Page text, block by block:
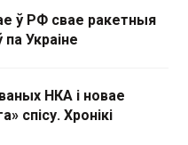
ў РФ свае ракетныя
Украіне
НКА і новае
спісу. Хронікі